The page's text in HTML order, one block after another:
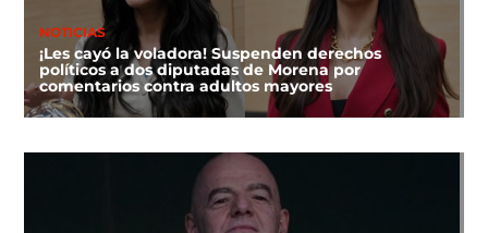
NOTICIAS
¡Les cayó la voladora! Suspenden derechos
políticos a dos diputadas de Morena por
comentarios contra adultos mayores